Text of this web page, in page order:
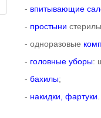
- впитывающие
- простыни
- одноразовые
- головные уборы:
- бахилы;
- накидки, фартуки